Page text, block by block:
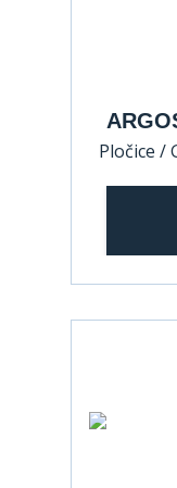
Pločice /